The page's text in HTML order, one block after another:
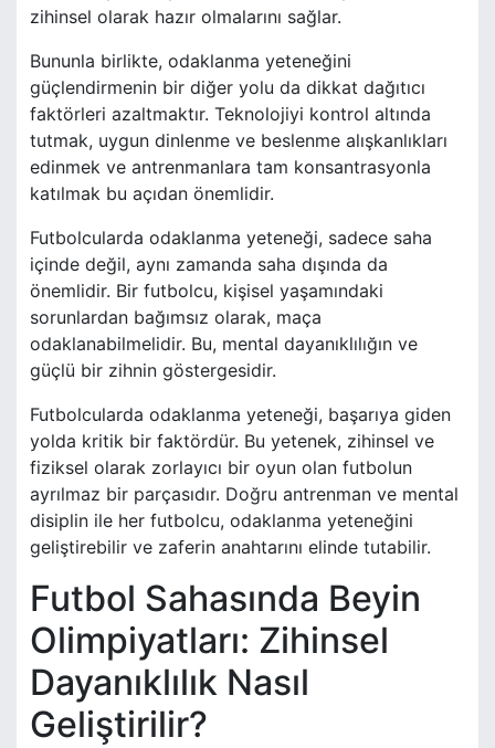
zihinsel olarak hazır olmalarını sağlar.
Bununla birlikte, odaklanma yeteneğini
güçlendirmenin bir diğer yolu da dikkat dağıtıcı
faktörleri azaltmaktır. Teknolojiyi kontrol altında
tutmak, uygun dinlenme ve beslenme alışkanlıkları
edinmek ve antrenmanlara tam konsantrasyonla
katılmak bu açıdan önemlidir.
Futbolcularda odaklanma yeteneği, sadece saha
içinde değil, aynı zamanda saha dışında da
önemlidir. Bir futbolcu, kişisel yaşamındaki
sorunlardan bağımsız olarak, maça
odaklanabilmelidir. Bu, mental dayanıklılığın ve
güçlü bir zihnin göstergesidir.
Futbolcularda odaklanma yeteneği, başarıya giden
yolda kritik bir faktördür. Bu yetenek, zihinsel ve
fiziksel olarak zorlayıcı bir oyun olan futbolun
ayrılmaz bir parçasıdır. Doğru antrenman ve mental
disiplin ile her futbolcu, odaklanma yeteneğini
geliştirebilir ve zaferin anahtarını elinde tutabilir.
Futbol Sahasında Beyin
Olimpiyatları: Zihinsel
Dayanıklılık Nasıl
Geliştirilir?